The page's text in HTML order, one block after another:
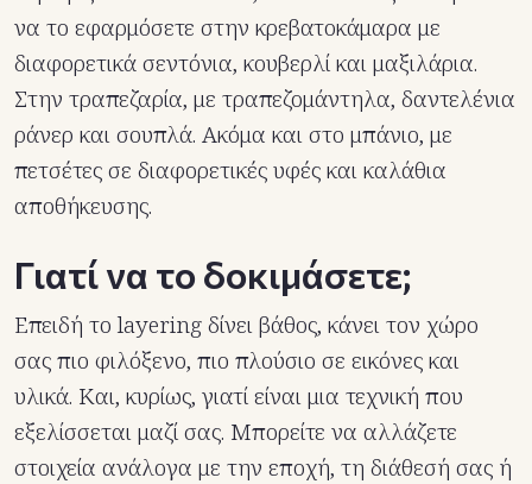
να το εφαρμόσετε στην κρεβατοκάμαρα με
διαφορετικά σεντόνια, κουβερλί και μαξιλάρια.
Στην τραπεζαρία, με τραπεζομάντηλα, δαντελένια
ράνερ και σουπλά. Ακόμα και στο μπάνιο, με
πετσέτες σε διαφορετικές υφές και καλάθια
αποθήκευσης.
Γιατί να το δοκιμάσετε;
Επειδή το layering δίνει βάθος, κάνει τον χώρο
σας πιο φιλόξενο, πιο πλούσιο σε εικόνες και
υλικά. Και, κυρίως, γιατί είναι μια τεχνική που
εξελίσσεται μαζί σας. Μπορείτε να αλλάζετε
στοιχεία ανάλογα με την εποχή, τη διάθεσή σας ή